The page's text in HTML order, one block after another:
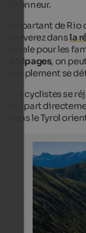
Ski- &
In summer,
families,
Konrad
l'honneur.
En partant de
arriverez dansla
idéale pour les
d'alpages, on
simplement se
Les cyclistes se
qui part
dans le Tyrol